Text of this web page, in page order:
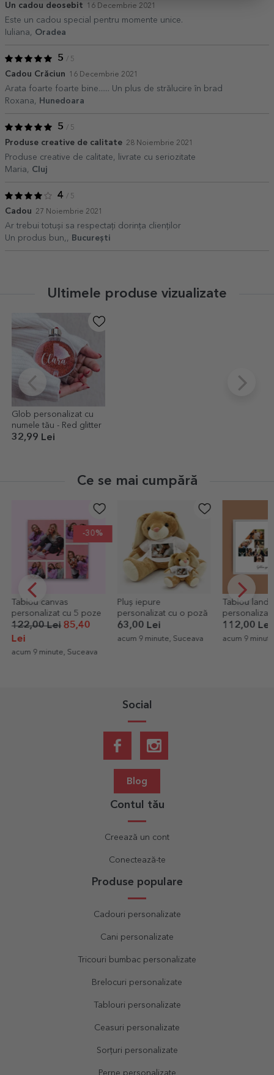
Un cadou deosebit 16 Decembrie 2021
Este un cadou special pentru momente unice.
Iuliana, Oradea
5 / 5
Cadou Crăciun 16 Decembrie 2021
Arata foarte foarte bine...... Un plus de strălucire în brad
Roxana,
Hunedoara
5 / 5
Produse creative de calitate 28 Noiembrie 2021
Produse creative de calitate, livrate cu seriozitate
Maria, Cluj
4 / 5
Cadou 27 Noiembrie 2021
Ar trebui totuși sa respectați dorința clienților
Un produs bun,,
București
Ultimele produse vizualizate
Glob personalizat cu
numele tău - Red glitter
32,99 Lei
Ce se mai cumpără
-30%
Tablou canvas
personalizat cu 5 poze
122,00 Lei85,40
Lei
acum 9 minute, Suceava
Pluș iepure
personalizat cu o poză
63,00 Lei
acum 9 minute, Suceava
Tablou
personalizat
poze model
și mesaj text
112,00 Lei
acum 9
Social
Blog
Contul tău
Creează un cont
Conectează-te
Produse populare
Cadouri personalizate
Cani personalizate
Tricouri bumbac personalizate
Brelocuri personalizate
Tablouri personalizate
Ceasuri personalizate
Sorțuri personalizate
Perne personalizate